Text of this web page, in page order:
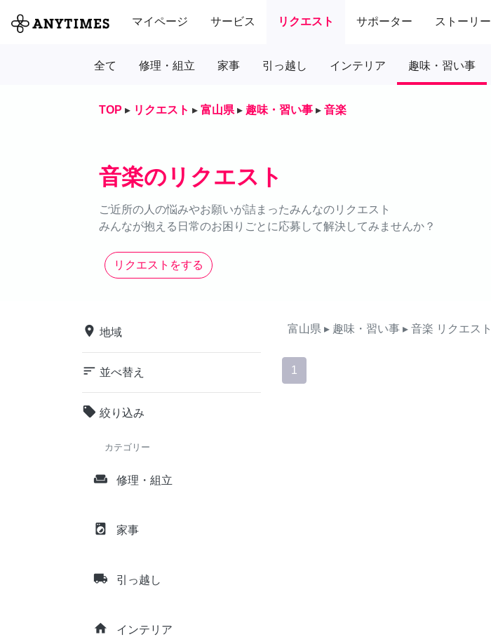
マイページ サービス リクエスト サポーター ストーリー
全て 修理・組立 家事 引っ越し インテリア 趣味・習い事
TOP ▸ リクエスト ▸ 富山県 ▸ 趣味・習い事 ▸ 音楽
音楽のリクエスト
ご近所の人の悩みやお願いが詰まったみんなのリクエスト
みんなが抱える日常のお困りごとに応募して解決してみませんか？
リクエストをする
place 地域
sort 並べ替え
local_offer 絞り込み
カテゴリー
weekend 修理・組立
local_laundry_service 家事
local_shipping 引っ越し
home インテリア
富山県 ▸ 趣味・習い事 ▸ 音楽 リクエスト
1